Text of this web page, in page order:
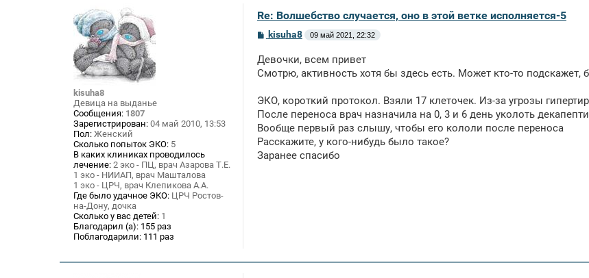
kisuha8
Девица на выданье
Сообщения: 1807
Зарегистрирован: 04 май 2010, 13:53
Пол: Женский
Сколько попыток ЭКО: 5
В каких клиниках проводилось
лечение: 2 эко - ПЦ, врач Азарова Т.Е.
1 эко - НИИАП, врач Машталова
1 эко - ЦРЧ, врач Клепикова А.А.
Где было удачное ЭКО: ЦРЧ Ростов-
на-Дону, дочка
Сколько у вас детей: 1
Благодарил (а): 155 раз
Поблагодарили: 111 раз
Re: Волшебство случается, оно в этой ветке исполняется-5
С
б
щ
и
kisuha8 09 май 2021, 22:32
Девочки, всем привет
Смотрю, активность хотя бы здесь есть. Может кто-то подскажет,
ЭКО, короткий протокол. Взяли 17 клеточек. Из-за угрозы
После переноса врач назначила на 0, 3 и 6 день уколоть
Вообще первый раз слышу, чтобы его кололи после переноса
Расскажите, у кого-нибудь было такое?
Заранее спасибо